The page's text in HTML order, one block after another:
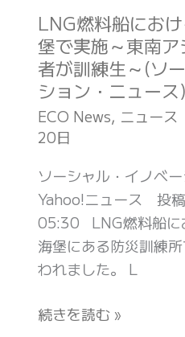
図」
が
完
成
し
た
ら、
未
来
は
ど
う
わ
ド
式
の
新
型
車
を
高
崎・
盛
岡
リ
LNG燃料船にお
堡で実施～東南
者が訓練生～(ソ
ション・ニュース)
ECO News, ニュース
20日
ソーシャル・イノベ
Yahoo!ニュース 投
05:30 LNG燃料船に
海堡にある防災訓練
われました。 L
LNG
燃
料
船
に
お
る
安
全
訓
練
第
続きを読む »